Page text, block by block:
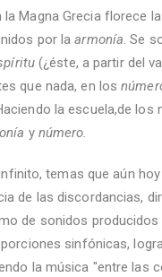
la Magna Grecia florece
por laarmonía. Se
(¿éste, a partir del
que nada, en los
la escuela,de los
y número.
temas que aún
de las discordancias,
de sonidos
sinfónicas,
la música "entre las